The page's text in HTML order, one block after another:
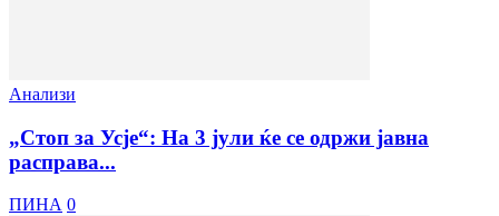
Анализи
„Стоп за Усје“: На 3 јули ќе се одржи јавна
расправа...
ПИНА 0